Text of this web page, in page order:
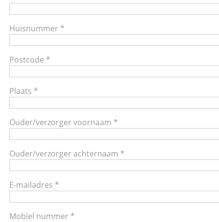
Huisnummer *
Postcode *
Plaats *
Ouder/verzorger voornaam *
Ouder/verzorger achternaam *
E-mailadres *
Mobiel nummer *